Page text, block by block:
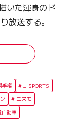
いた渾身のド
放送する。
手権
J SPORTS
ニスモ
自動車